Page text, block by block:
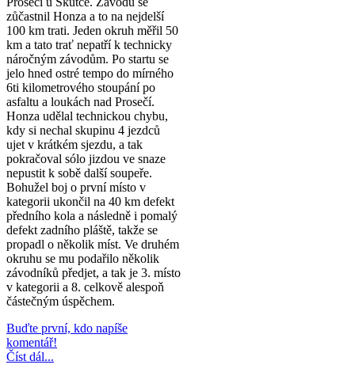
zůčastnil Honza a to na nejdelší
100 km trati. Jeden okruh měřil 50
km a tato trať nepatří k technicky
náročným závodům. Po startu se
jelo hned ostré tempo do mírného
6ti kilometrového stoupání po
asfaltu a loukách nad Prosečí.
Honza udělal technickou chybu,
kdy si nechal skupinu 4 jezdců
ujet v krátkém sjezdu, a tak
pokračoval sólo jizdou ve snaze
nepustit k sobě další soupeře.
Bohužel boj o první místo v
kategorii ukončil na 40 km defekt
předního kola a následně i pomalý
defekt zadního pláště, takže se
propadl o několik míst. Ve druhém
okruhu se mu podařilo několik
závodníků předjet, a tak je 3. místo
v kategorii a 8. celkově alespoň
částečným úspěchem.
Buďte první, kdo napíše
komentář!
Číst dál...